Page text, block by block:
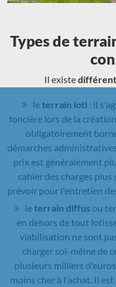
Types de
Il existe
leterrain loti : il
foncière lors de la
obligatoirement
démarches
prix est généralement
cahier des charges
prévoir pour l'entretien
leterrain diffusou
en dehors de tout
viabilisation ne sont
charger soi-même de
plusieurs milliers
moins cher à l'achat. Il